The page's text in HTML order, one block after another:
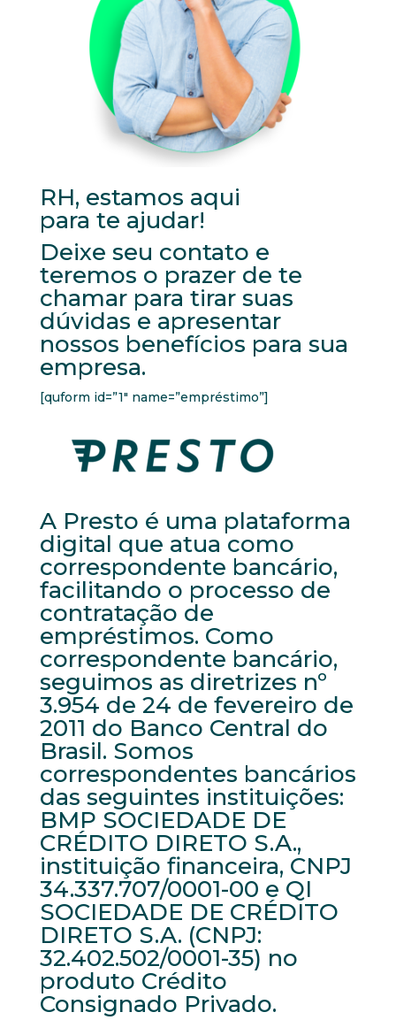
RH, estamos aqui
para te ajudar!
Deixe seu contato e
teremos o prazer de te
chamar para tirar suas
dúvidas e apresentar
nossos benefícios para sua
empresa.
[quform id=”1″ name=”empréstimo”]
A Presto é uma plataforma
digital que atua como
correspondente bancário,
facilitando o processo de
contratação de
empréstimos. Como
correspondente bancário,
seguimos as diretrizes nº
3.954 de 24 de fevereiro de
2011 do Banco Central do
Brasil. Somos
correspondentes bancários
das seguintes instituições:
BMP SOCIEDADE DE
CRÉDITO DIRETO S.A.,
instituição financeira, CNPJ
34.337.707/0001-00 e QI
SOCIEDADE DE CRÉDITO
DIRETO S.A. (CNPJ:
32.402.502/0001-35) no
produto Crédito
Consignado Privado.